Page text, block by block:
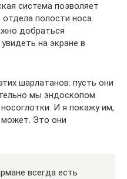
система позволяет
полости носа.
добраться
на экране в
шарлатанов: пусть они
мы эндоскопом
И я покажу им,
может. Это они
всегда есть